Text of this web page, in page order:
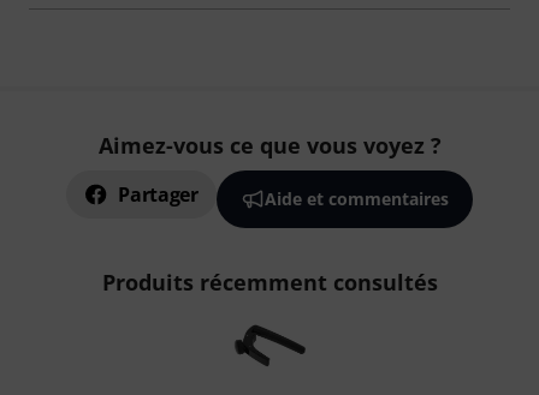
Aimez-vous ce que vous voyez ?
Partager Aide et commentaires
Produits récemment consultés